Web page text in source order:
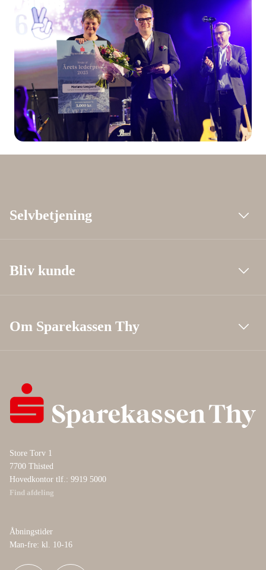
Selvbetjening
Bliv kunde
Om Sparekassen Thy
Store Torv 1
7700 Thisted
Hovedkontor tlf.: 9919 5000
Find afdeling
Åbningstider
Man-fre: kl. 10-16